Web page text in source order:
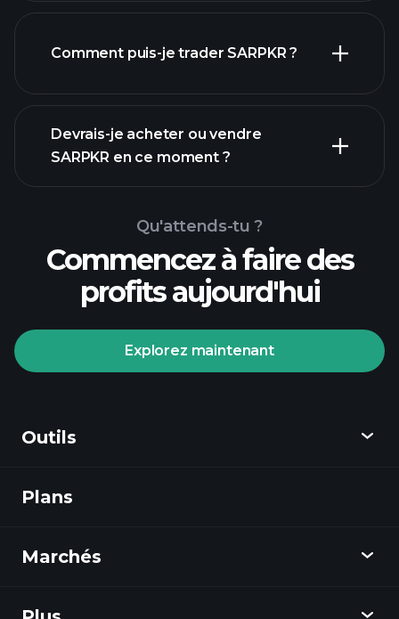
Comment puis-je trader SARPKR ?
courtier recommandé
Devrais-je acheter ou vendre
SARPKR en ce moment ?
Tournois Playtrade
surveillance
Qu'attends-tu ?
Commencez à faire des
profits aujourd'hui
Explorez maintenant
Outils
Découvrir
Actualités
Plans
Marchés